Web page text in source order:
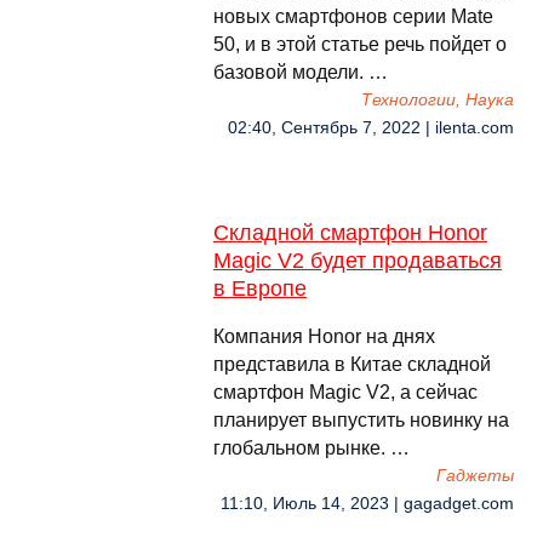
новых смартфонов серии Mate
50, и в этой статье речь пойдет о
базовой модели. …
Технологии, Наука
02:40, Сентябрь 7, 2022 | ilenta.com
Складной смартфон Honor
Magic V2 будет продаваться
в Европе
Компания Honor на днях
представила в Китае складной
смартфон Magic V2, а сейчас
планирует выпустить новинку на
глобальном рынке. …
Гаджеты
11:10, Июль 14, 2023 | gagadget.com